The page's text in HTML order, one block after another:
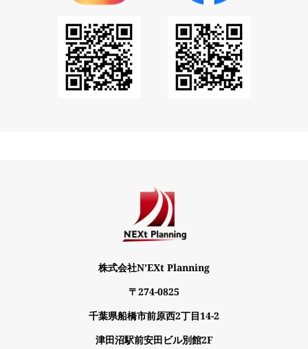
株式会社N’EXt Planning
〒274-0825
千葉県船橋市前原西2丁目14-2
津田沼駅前安田ビル別館2F